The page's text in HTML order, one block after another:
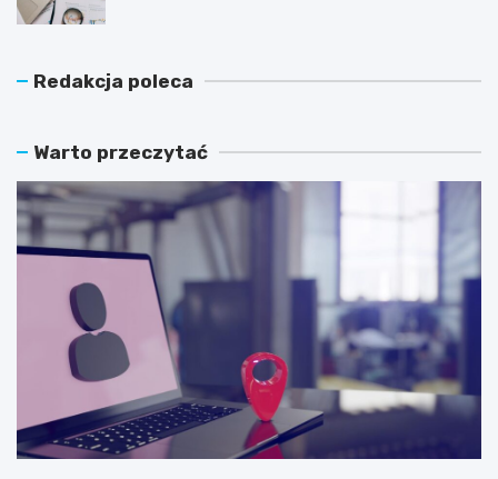
Redakcja poleca
Warto przeczytać